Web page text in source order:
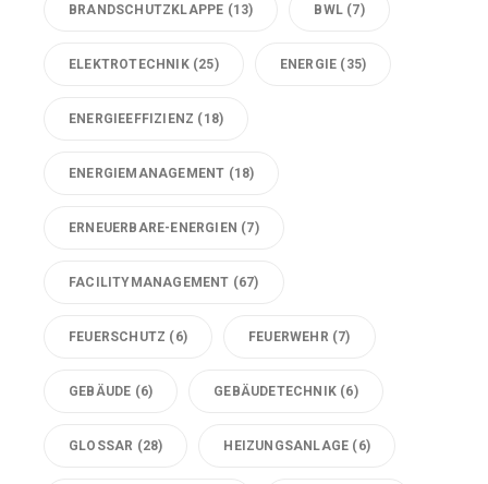
BRANDSCHUTZKLAPPE (13) BWL (7)
ELEKTROTECHNIK(25) ENERGIE (35)
ENERGIEEFFIZIENZ (18)
ENERGIEMANAGEMENT (18)
ERNEUERBARE-ENERGIEN (7)
FACILITYMANAGEMENT (67)
FEUERSCHUTZ (6) FEUERWEHR (7)
GEBÄUDE (6) GEBÄUDETECHNIK (6)
GLOSSAR (28) HEIZUNGSANLAGE (6)